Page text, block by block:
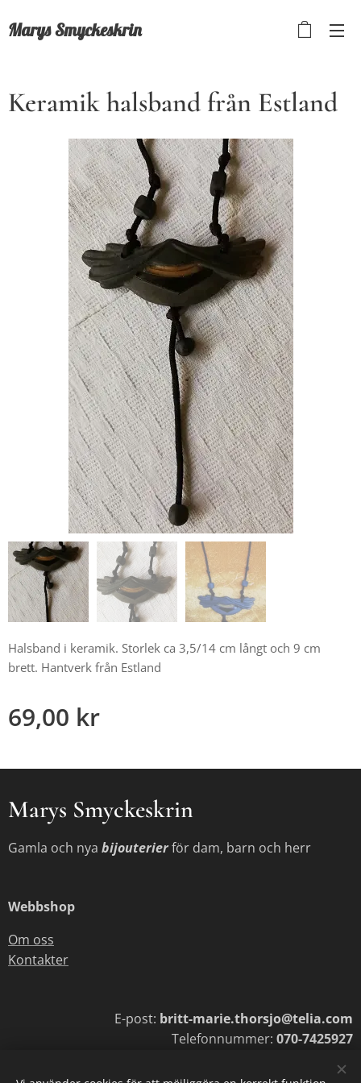
Marys Smyckeskrin
Keramik halsband från Estland
Halsband i keramik. Storlek ca 3,5/14 cm långt och 9 cm
brett. Hantverk från Estland
69,00 kr
Marys Smyckeskrin
Gamla och nya bijouterierför dam, barn och herr
Webbshop
Om oss
Kontakter
E-post: britt-marie.thorsjo@telia.com
Telefonnummer: 070-7425927